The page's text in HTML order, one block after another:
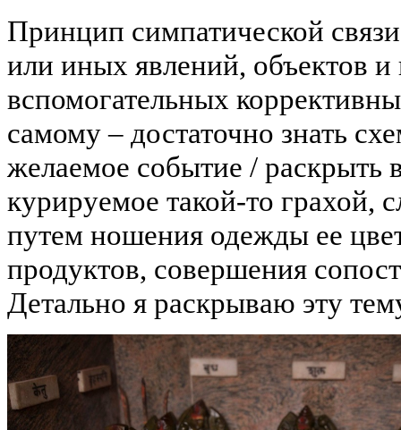
Принцип симпатической
или иных явлений, объектов
вспомогательных
самому – достаточно знать
желаемое событие / раскрыть
курируемое такой-то грахой,
путем ношения одежды ее
продуктов, совершения
Детально я раскрываю эту